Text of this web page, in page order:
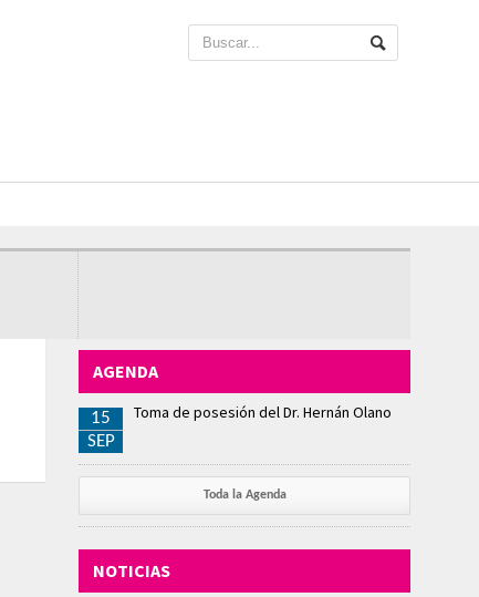
AGENDA
15
SEP
Toma de posesión del Dr. Hernán Olano
Toda la Agenda
NOTICIAS